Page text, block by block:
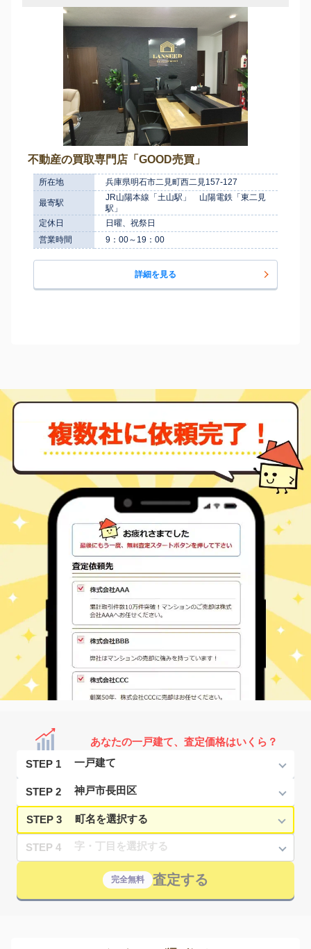
不動産の買取専門店「GOOD売買」
所在地 兵庫県明石市二見町西二見157-127
最寄駅
JR山陽本線「土山駅」 山陽電鉄「東二見
駅」
定休日
日曜、祝祭日
営業時間
9：00～19：00
詳細を見る
あなたの一戸建て、査定価格はいくら？
STEP 1
STEP 2
STEP 3
STEP 4
完全無料 査定する